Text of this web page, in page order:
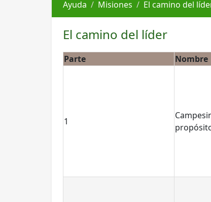
Ayuda Misiones El camino del
El camino del líder
Parte Nombre
1